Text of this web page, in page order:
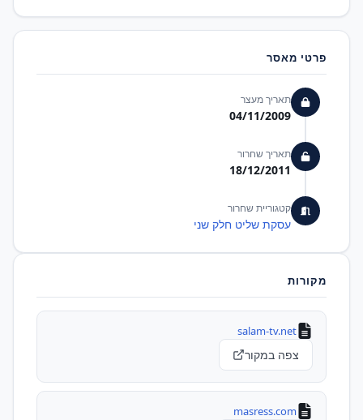
פרטי מאסר
תאריך מעצר
04/11/2009
תאריך שחרור
18/12/2011
קטגוריית שחרור
עסקת שליט חלק שני
מקורות
salam-tv.net
צפה במקור
masress.com